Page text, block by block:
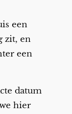
een
zit, en
een
datum
hier